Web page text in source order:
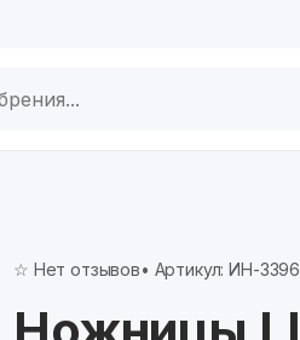
☆ Нет отзывов• Артикул: ИН-